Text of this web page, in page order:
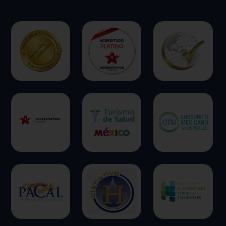
Permitir todas
Sistema de personalización de cookies
Cookies dirigidas
Cookies de funcionalidad
Cookies de rendimiento